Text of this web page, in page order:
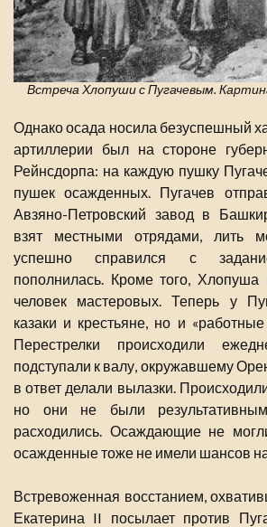
Встреча Хлопуши с Пугачевым.
Однако осада носила безуспешный
артиллерии был на стороне
Рейнсдорпа: на каждую пушку
пушек осажденных. Пугачев
Авзяно-Петровский завод в
взят местными отрядами, лить
успешно справился с
пополнилась. Кроме того, Хлопуша
человек мастеровых. Теперь у
казаки и крестьяне, но и
Перестрелки происходили
подступали к валу, окружавшему
в ответ делали вылазки.
но они не были
расходились. Осаждающие не
осажденные тоже не имели шансов
Встревоженная восстанием,
Екатерина II посылает против